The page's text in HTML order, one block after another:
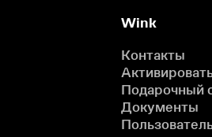
Wink
Контакты
Подарочный
Документы